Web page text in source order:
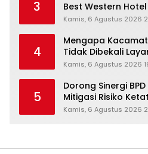
3
Best Western
Stay Diskon Hingga
Kamis, 6 Agustus 2026
4
Mengapa
Tidak Dibekali
Kamis, 6 Agustus 2026
5
Dorong Sinergi
Mitigasi Risiko
Asbanda
Kamis, 6 Agustus 2026